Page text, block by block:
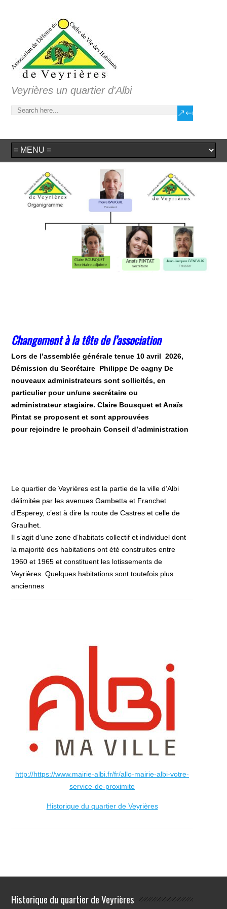
Veyrières un quartier d'Albi
Changement à la tête de l’association
Lors de l’assemblée générale tenue 10 avril 2026,
Démission du Secrétaire Philippe De cagny De
nouveaux administrateurs sont sollicités, en
particulier pour un/une secrétaire ou
administrateur stagiaire. Claire Bousquet et Anaïs
Pintat se proposent et sont approuvées
pour rejoindre le prochain Conseil d’administration
Le quartier de Veyrières est la partie de la ville d’Albi
délimitée par les avenues Gambetta et Franchet
d’Esperey, c’est à dire la route de Castres et celle de
Graulhet.
Il s’agit d’une zone d’habitats collectif et individuel dont
la majorité des habitations ont été construites entre
1960 et 1965 et constituent les lotissements de
Veyrières. Quelques habitations sont toutefois plus
anciennes
http://https://www.mairie-albi.fr/fr/allo-mairie-albi-votre-
service-de-proximite
Historique du quartier de Veyrières
Historique du quartier de Veyrières